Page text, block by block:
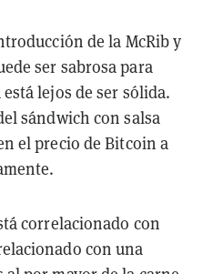
de la McRib y
ser sabrosa para
lejos de ser sólida.
sándwich con salsa
el precio de Bitcoin a
correlacionado con
con una